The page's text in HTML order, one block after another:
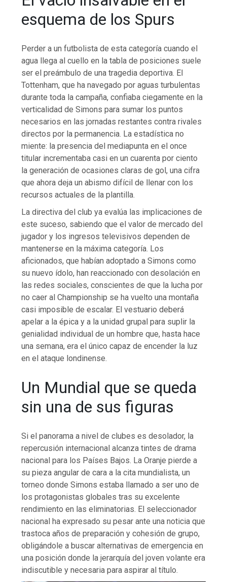
esquema de los Spurs
Perder a un futbolista de esta categoría cuando el
agua llega al cuello en la tabla de posiciones suele
ser el preámbulo de una tragedia deportiva. El
Tottenham, que ha navegado por aguas turbulentas
durante toda la campaña, confiaba ciegamente en la
verticalidad de Simons para sumar los puntos
necesarios en las jornadas restantes contra rivales
directos por la permanencia. La estadística no
miente: la presencia del mediapunta en el once
titular incrementaba casi en un cuarenta por ciento
la generación de ocasiones claras de gol, una cifra
que ahora deja un abismo difícil de llenar con los
recursos actuales de la plantilla.
La directiva del club ya evalúa las implicaciones de
este suceso, sabiendo que el valor de mercado del
jugador y los ingresos televisivos dependen de
mantenerse en la máxima categoría. Los
aficionados, que habían adoptado a Simons como
su nuevo ídolo, han reaccionado con desolación en
las redes sociales, conscientes de que la lucha por
no caer al Championship se ha vuelto una montaña
casi imposible de escalar. El vestuario deberá
apelar a la épica y a la unidad grupal para suplir la
genialidad individual de un hombre que, hasta hace
una semana, era el único capaz de encender la luz
en el ataque londinense.
Un Mundial que se queda
sin una de sus figuras
Si el panorama a nivel de clubes es desolador, la
repercusión internacional alcanza tintes de drama
nacional para los Países Bajos. La Oranje pierde a
su pieza angular de cara a la cita mundialista, un
torneo donde Simons estaba llamado a ser uno de
los protagonistas globales tras su excelente
rendimiento en las eliminatorias. El seleccionador
nacional ha expresado su pesar ante una noticia que
trastoca años de preparación y cohesión de grupo,
obligándole a buscar alternativas de emergencia en
una posición donde la jerarquía del joven volante era
indiscutible y necesaria para aspirar al título.